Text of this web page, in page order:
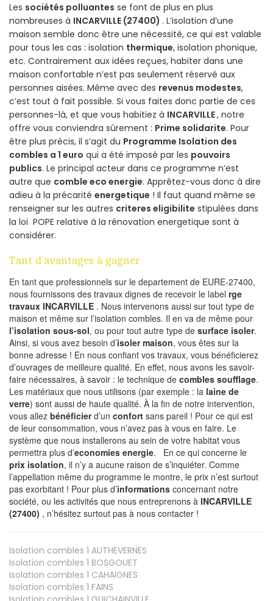
Les sociétés polluantes se font de plus en plus
nombreuses à INCARVILLE (27400) . L’isolation d’une
maison semble donc être une nécessité, ce qui est valable
pour tous les cas : isolation thermique, isolation phonique,
etc. Contrairement aux idées reçues, habiter dans une
maison confortable n’est pas seulement réservé aux
personnes aisées. Même avec des revenus modestes,
c’est tout à fait possible. Si vous faites donc partie de ces
personnes-là, et que vous habitiez à INCARVILLE, notre
offre vous conviendra sûrement : Prime solidarite. Pour
être plus précis, il s’agit du Programme Isolation des
combles a 1 euro qui a été imposé par les pouvoirs
publics. Le principal acteur dans ce programme n’est
autre que comble eco energie. Apprêtez-vous donc à dire
adieu à la précarité energetique ! Il faut quand même se
renseigner sur les autres criteres eligibilite stipulées dans
la loi POPE relative à la rénovation energetique sont à
considérer.
Tant d’avantages à gagner
En tant que professionnels sur le departement de EURE-27400,
nous fournissons des travaux dignes de recevoir le label rge
travaux INCARVILLE . Nous intervenons aussi sur tout type de
maison et même sur l’isolation combles. Il en va de même pour
l’isolation sous-sol, ou pour tout autre type de surface isoler.
Ainsi, si vous avez besoin d’isoler maison, vous êtes sur la
bonne adresse ! En nous confiant vos travaux, vous bénéficierez
d’ouvrages de meilleure qualité. En effet, nous avons les savoir-
faire nécessaires, à savoir : le technique de combles soufflage.
Les matériaux que nous utilisons (par exemple : la laine de
verre) sont aussi de haute qualité. À la fin de notre intervention,
vous allez bénéficierd’un confort sans pareil ! Pour ce qui est
de leur consommation, vous n’avez pas à vous en faire. Le
système que nous installerons au sein de votre habitat vous
permettra plus d’economies energie. En ce qui concerne le
prix isolation, il n’y a aucune raison de s’inquiéter. Comme
l’appellation même du programme le montre, le prix n’est surtout
pas exorbitant ! Pour plus d’informations concernant notre
société, ou les activités que nous entreprenons à INCARVILLE
(27400) , n’hésitez surtout pas à nous contacter !
Isolation combles 1 AUTHEVERNES
Isolation combles 1 BOSGOUET
Isolation combles 1 CAHAIGNES
Isolation combles 1 FAINS